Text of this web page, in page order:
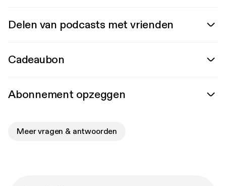
Delen van podcasts met vrienden
Cadeaubon
Abonnement opzeggen
Meer vragen & antwoorden